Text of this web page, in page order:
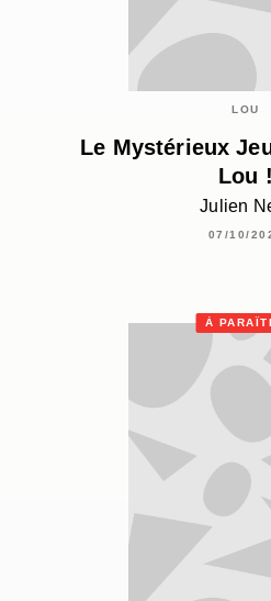
LOU
Le Mystérieux
Lou !
Julien
07/10/
À